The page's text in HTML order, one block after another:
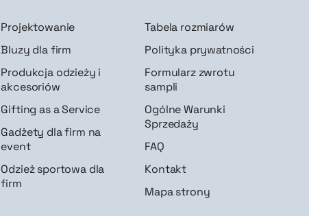
Projektowanie
Bluzy dla firm
Produkcja odzieży i
akcesoriów
Gifting as a Service
Gadżety dla firm na
event
Odzież sportowa dla
firm
Tabela rozmiarów
Polityka prywatności
Formularz zwrotu
sampli
Ogólne Warunki
Sprzedaży
FAQ
Kontakt
Mapa strony